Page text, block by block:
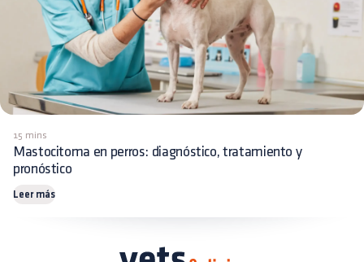
15 mins
Mastocitoma en perros: diagnóstico, tratamiento y
pronóstico
Leer más